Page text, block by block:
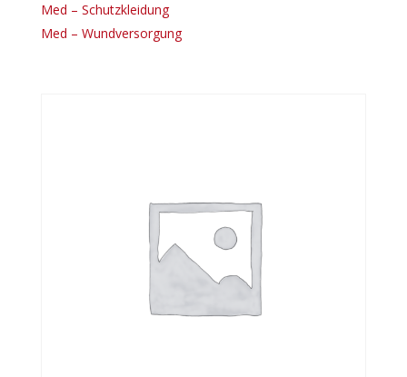
Med – Schutzkleidung
Med – Wundversorgung